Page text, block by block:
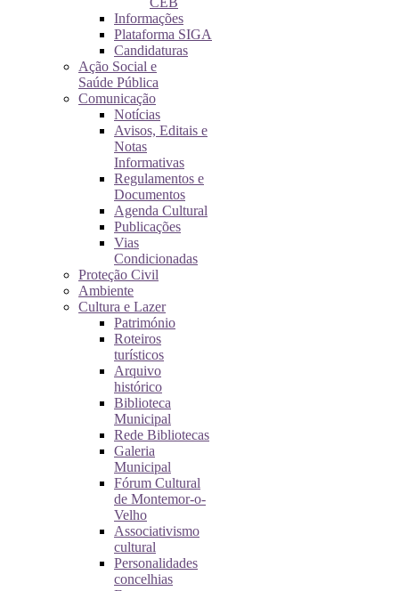
Informações
Plataforma SIGA
Candidaturas
Ação Social e
Saúde Pública
Comunicação
Notícias
Avisos, Editais e
Notas
Informativas
Regulamentos e
Documentos
Agenda Cultural
Publicações
Vias
Condicionadas
Proteção Civil
Ambiente
Cultura e Lazer
Património
Roteiros
turísticos
Arquivo
histórico
Biblioteca
Municipal
Rede Bibliotecas
Galeria
Municipal
Fórum Cultural
de Montemor-o-
Velho
Associativismo
cultural
Personalidades
concelhias